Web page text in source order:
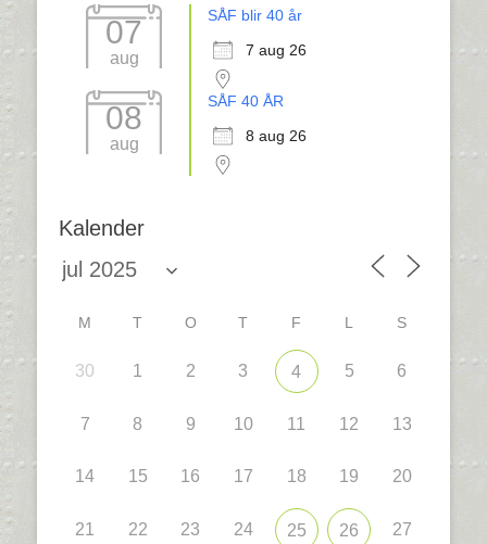
07
aug
SÅF blir 40 år
7 aug 26
08
aug
SÅF 40 ÅR
8 aug 26
Kalender
M T O T F L S
30 1 2 3 4 5 6
7 8 9 10 11 12 13
14 15 16 17 18 19 20
21 22 23 24 25 26 27